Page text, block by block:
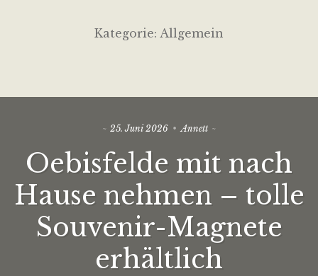
Kategorie: Allgemein
25. Juni 2026 Annett
Oebisfelde mit nach
Hause nehmen – tolle
Souvenir-Magnete
erhältlich